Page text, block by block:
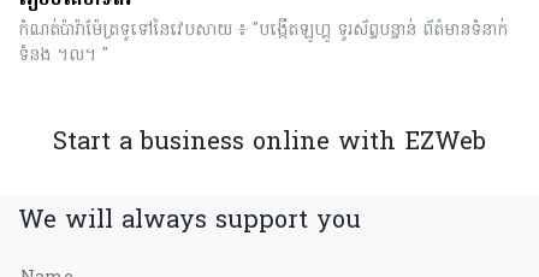
កំណត់ប៉ារ៉ាម៉ែត្រទូទៅនៃវេបសាយ ៖ "បង្កើតឡូហ្គូ ទូរស័ព្ទបន្ទាន់ ព័ត៌មានទំនាក់
ទំនង ​។ល។ "
Start a business online with EZWeb
We will always support you